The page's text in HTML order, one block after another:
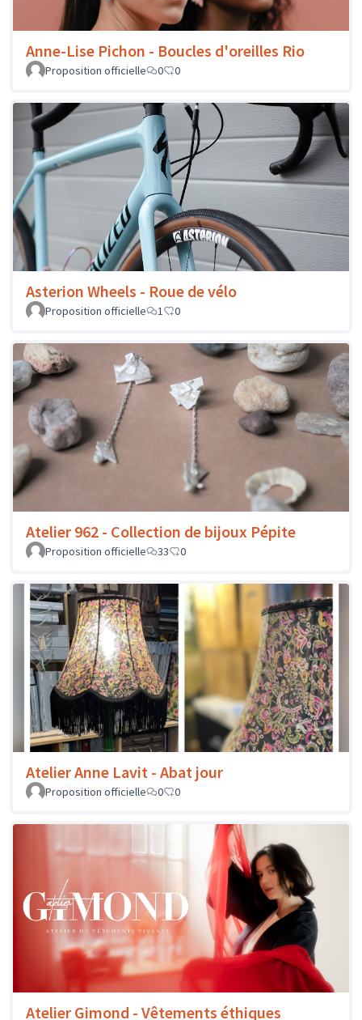
Anne-Lise Pichon - Boucles d'oreilles Rio
Proposition officielle 0 0
Asterion Wheels - Roue de vélo
Proposition officielle 1 0
Atelier 962 - Collection de bijoux Pépite
Proposition officielle 33 0
Atelier Anne Lavit - Abat jour
Proposition officielle 0 0
Atelier Gimond - Vêtements éthiques